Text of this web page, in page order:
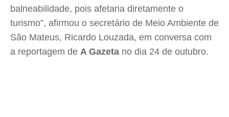
balneabilidade, pois afetaria diretamente o
turismo”, afirmou o secretário de Meio Ambiente de
São Mateus, Ricardo Louzada, em conversa com
a reportagem de A Gazeta no dia 24 de outubro.